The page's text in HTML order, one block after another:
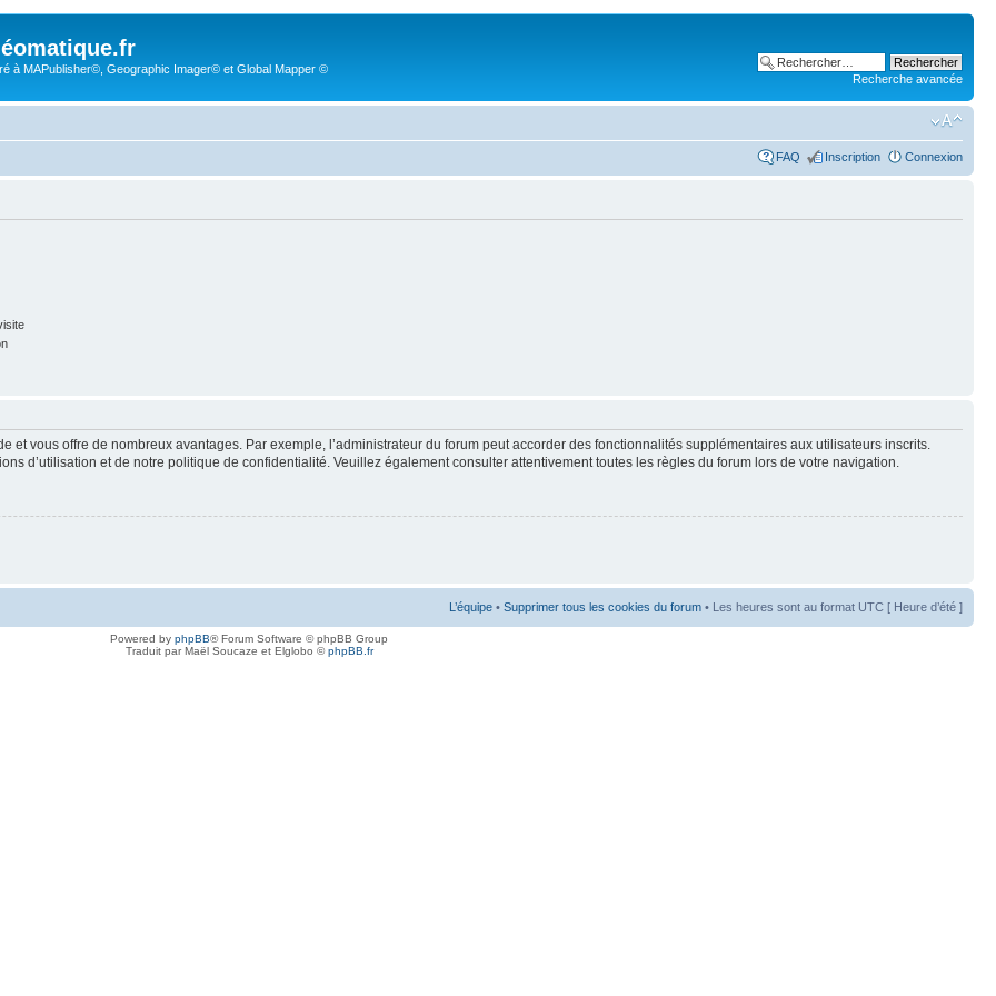
à MAPublisher©, Geographic Imager© et Global Mapper ©
Recherche avancée
FAQ Inscription Connexion
et vous offre de nombreux avantages. Par exemple, l’administrateur du forum peut accorder des fonctionnalités supplémentaires aux utilisateurs inscrits.
d’utilisation et de notre politique de confidentialité. Veuillez également consulter attentivement toutes les règles du forum lors de votre navigation.
L’équipe • Supprimer tous les cookies du forum • Les heures sont au format UTC [ Heure d’été ]
Powered by phpBB® Forum Software © phpBB Group
Traduit par Maël Soucaze et Elglobo ©phpBB.fr